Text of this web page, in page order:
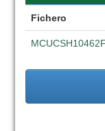
Fichero